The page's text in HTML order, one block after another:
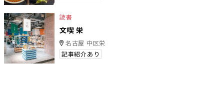
読書
文喫 栄
名古屋 中区栄
記事紹介あり